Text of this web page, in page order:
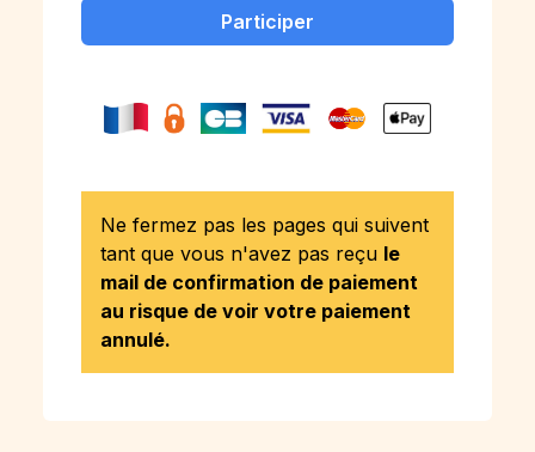
Participer
Ne fermez pas les pages qui suivent
tant que vous n'avez pas reçu le
mail de confirmation de paiement
au risque de voir votre paiement
annulé.